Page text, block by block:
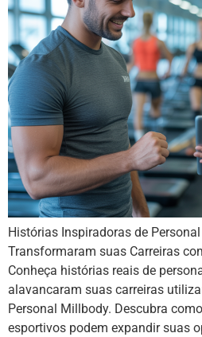
Histórias Inspiradoras de
Transformaram suas Carreiras
Conheça histórias reais de
alavancaram suas carreiras
Personal Millbody. Descubra
esportivos podem expandir suas